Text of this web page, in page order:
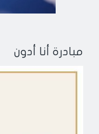
مبادرة أنا أدون